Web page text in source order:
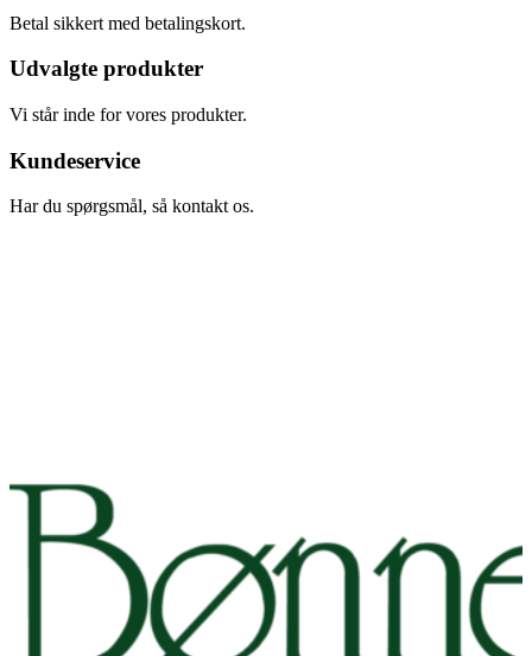
Betal sikkert med betalingskort.
Udvalgte produkter
Vi står inde for vores produkter.
Kundeservice
Har du spørgsmål, så kontakt os.